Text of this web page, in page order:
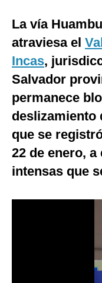
España
Internacional
Tecnología
Mix
G de Gestión
La vía
atraviesa el
Incas,
Salvador
permanece
deslizamiento
que se
22 de enero,
intensas que